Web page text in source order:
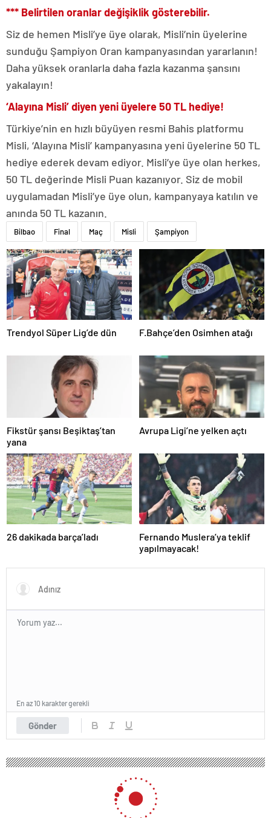
*** Belirtilen oranlar değişiklik gösterebilir.
Siz de hemen Misli’ye üye olarak, Misli’nin üyelerine
sunduğu Şampiyon Oran kampanyasından yararlanın!
Daha yüksek oranlarla daha fazla kazanma şansını
yakalayın!
‘Alayına Misli’ diyen yeni üyelere 50 TL hediye!
Türkiye’nin en hızlı büyüyen resmi Bahis platformu
Misli, ‘Alayına Misli’ kampanyasına yeni üyelerine 50 TL
hediye ederek devam ediyor. Misli’ye üye olan herkes,
50 TL değerinde Misli Puan kazanıyor. Siz de mobil
uygulamadan Misli’ye üye olun, kampanyaya katılın ve
anında 50 TL kazanın.
Bilbao Final Maç Misli Şampiyon
Trendyol Süper Lig’de dün F.Bahçe’den Osimhen atağı
Fikstür şansı Beşiktaş’tan
yana
Avrupa Ligi’ne yelken açtı
26 dakikada barça’ladı
Fernando Muslera’ya teklif
yapılmayacak!
Gönder
En az 10 karakter gerekli